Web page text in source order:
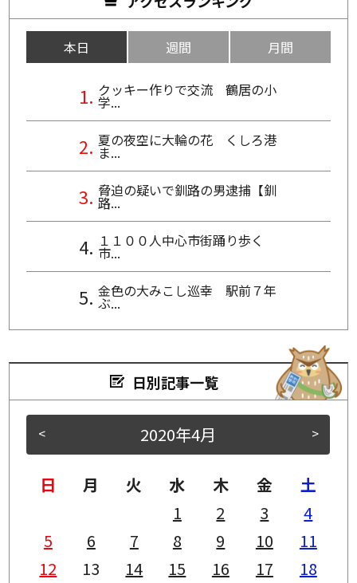
本日 週間 月間
クッキー作りで交流 鶴居の小
学...
夏の夜空に大輪の花 くしろ港
ま...
脅迫の疑いで釧路の男逮捕【釧
路...
１１００人中心市街踊り歩く
市...
金色の大みこし巡幸 駅前７年
ぶ...
日別記事一覧
< >
2020年4月
日 月 火 水 木 金
土
1
2 3
4
5
6 7 8 9 10
11
12
13 14 15 16 17
18